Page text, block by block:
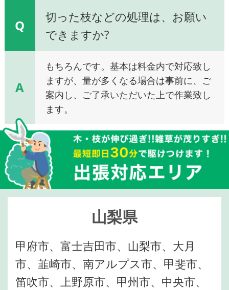
Q
切った枝などの処理は、お願い
できますか?
A
もちろんです。基本は料金内で対応致し
ますが、量が多くなる場合は事前に、ご
案内し、ご了承いただいた上で作業致し
ます。
山梨県
甲府市、富士吉田市、山梨市、大月
市、韮崎市、南アルプス市、甲斐市、
笛吹市、上野原市、甲州市、中央市、